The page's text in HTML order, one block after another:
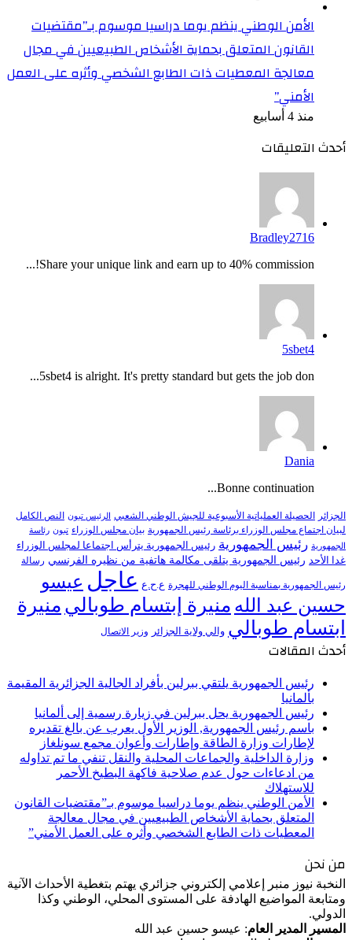
الأمن الوطني ينظم يوما دراسيا موسوم بـ”مقتضيات
القانون المتعلق بحماية الأشخاص الطبيعيين في مجال
معالجة المعطيات ذات الطابع الشخصي وأثره على العمل
الأمني”
منذ 4 أسابيع
أحدث التعليقات
Bradley2716
Share your unique link and earn up to 40% commission!...
5sbet4
5sbet4 is alright. It's pretty standard but gets the job don...
Dania
Bonne continuation...
الجزائر الحصيلة العملياتية الأسبوعية للجيش الوطني الشعبي الرئيس تبون النص الكامل
لبيان اجتماع مجلس الوزراء برئاسة رئيس الجمهورية بيان مجلس الوزراء تبون رئاسة
الجمهورية رئيس الجمهورية رئيس الجمهورية يترأس اجتماعا لمجلس الوزراء
غدا الأحد رئيس الجمهورية يتلقى مكالمة هاتفية من نظيره الفرنسي رسالة
رئيس الجمهورية بمناسبة اليوم الوطني للهجرة ع.ح.ع عاجل عيسو
حسين عبد الله منيرة إبتسام طوبالي منيرة
ابتسام طوبالي والي ولاية الجزائر وزير الاتصال
أحدث المقالات
رئيس الجمهورية يلتقي ببرلين بأفراد الجالية الجزائرية المقيمة
بألمانيا
رئيس الجمهورية يحل ببرلين في زيارة رسمية إلى ألمانيا
باسم رئيس الجمهورية, الوزير الأول يعرب عن بالغ تقديره
لإطارات وزارة الطاقة وإطارات وأعوان مجمع سونلغاز
وزارة الداخلية والجماعات المحلية والنقل تنفي ما تم تداوله
من ادعاءات حول عدم صلاحية فاكهة البطيخ الأحمر
للاستهلاك
الأمن الوطني ينظم يوما دراسيا موسوم بـ”مقتضيات القانون
المتعلق بحماية الأشخاص الطبيعيين في مجال معالجة
المعطيات ذات الطابع الشخصي وأثره على العمل الأمني”
من نحن
النخبة نيوز منبر إعلامي إلكتروني جزائري يهتم بتغطية الأحداث الآنية
ومتابعة المواضيع الهادفة على المستوى المحلي، الوطني وكذا
الدولي.
المسير المدير العام: عيسو حسين عبد الله